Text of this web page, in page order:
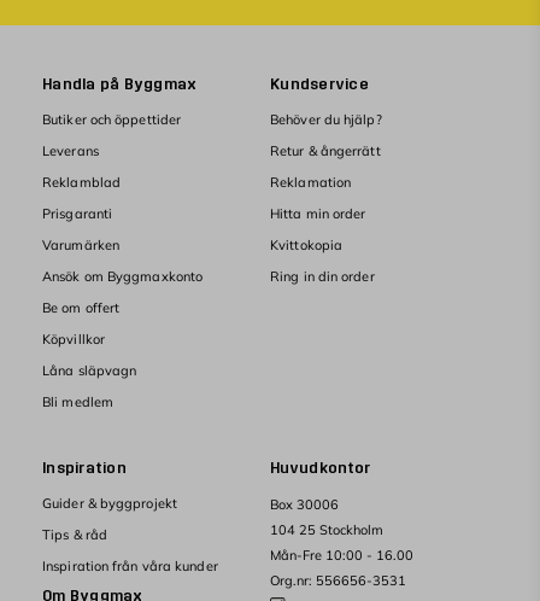
Huvudkontor
Box 30006
104 25 Stockholm
Mån-Fre 10:00 - 16.00
Org.nr: 556656-3531
Handla på Byggmax
Butiker och öppettider
Leverans
Reklamblad
Prisgaranti
Varumärken
Ansök om Byggmaxkonto
Be om offert
Köpvillkor
Låna släpvagn
Bli medlem
Kundservice
Behöver du hjälp?
Retur & ångerrätt
Reklamation
Hitta min order
Kvittokopia
Ring in din order
Inspiration
Guider & byggprojekt
Tips & råd
Inspiration från våra kunder
Om Byggmax